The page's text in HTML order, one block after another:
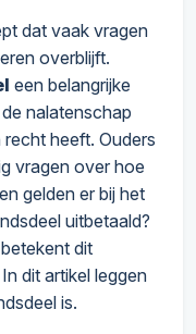
dat vaak vragen
overblijft.
een belangrijke
nalatenschap
heeft. Ouders
vragen over hoe
gelden er bij het
uitbetaald?
dit
dit artikel leggen
is.